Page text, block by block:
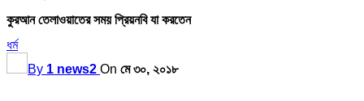
কুরআন তেলাওয়াতের সময় প্রিয়নবি যা করতেন
ধর্ম
By 1 news2 On মে ৩০, ২০১৮